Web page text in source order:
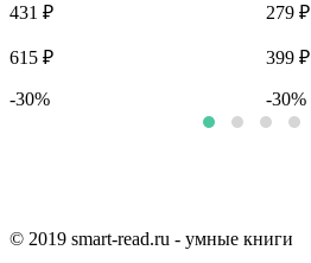
431 ₽
615 ₽
-30%
279 ₽
399 ₽
-30%
© 2019 smart-read.ru - умные книги